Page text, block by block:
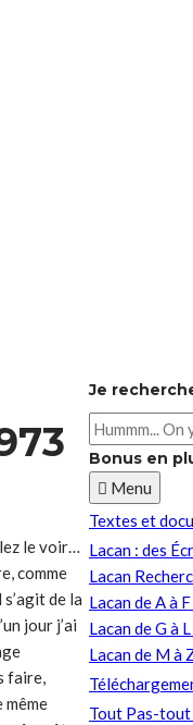
le voir…
comme
s’agit de la
jour j’ai
faire,
même
Je
Bonus en
Menu
Textes et
Lacan : des
Lacan
Lacan de A à
Lacan de G à
Lacan de M à
Tout Pas-